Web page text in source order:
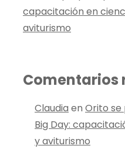
capacitación en
aviturismo
Comentarios
Claudia en Orito
Big Day:
y aviturismo